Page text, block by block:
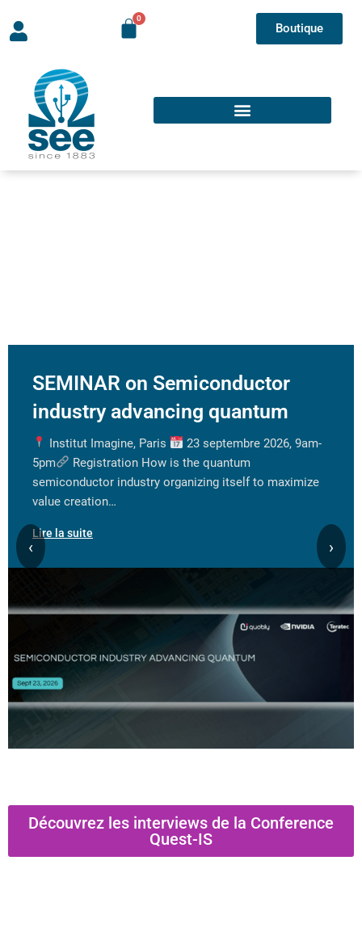
Boutique
SEMINAR on Semiconductor
industry advancing quantum
Institut Imagine, Paris
23 septembre 2026, 9am-
5pm
Registration How is the quantum
semiconductor industry organizing itself to maximize
value creation…
Lire la suite
‹ ›
Découvrez les interviews de la Conference
Quest-IS